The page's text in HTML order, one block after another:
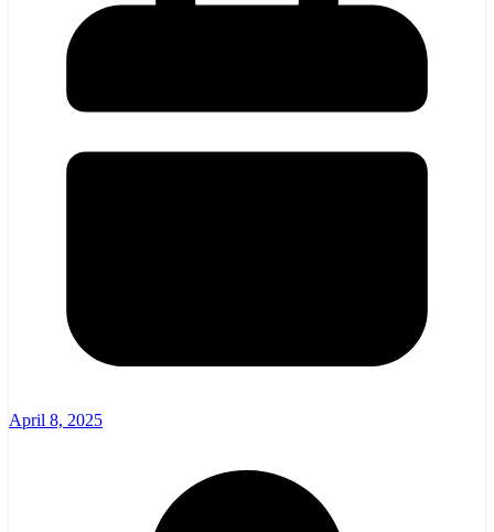
April 8, 2025